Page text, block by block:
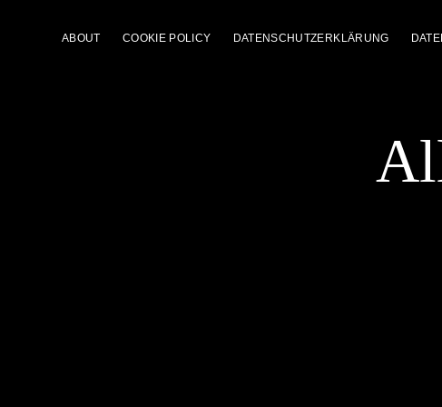
ABOUT COOKIE POLICY DATENSCHUTZERKLÄRUNG